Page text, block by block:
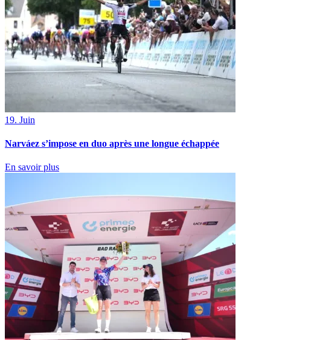
19. Juin
Narváez s’impose en duo après une longue échappée
En savoir plus